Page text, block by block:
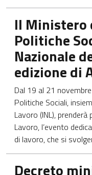
Il Ministero
Politiche
Nazionale
edizione di
Dal 19 al 21
Politiche Sociali,
Lavoro (INL),
Lavoro, l’evento
di lavoro, che si
Decreto